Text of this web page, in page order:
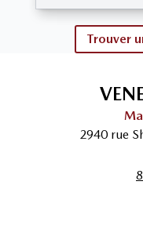
Trouver
2940 rue